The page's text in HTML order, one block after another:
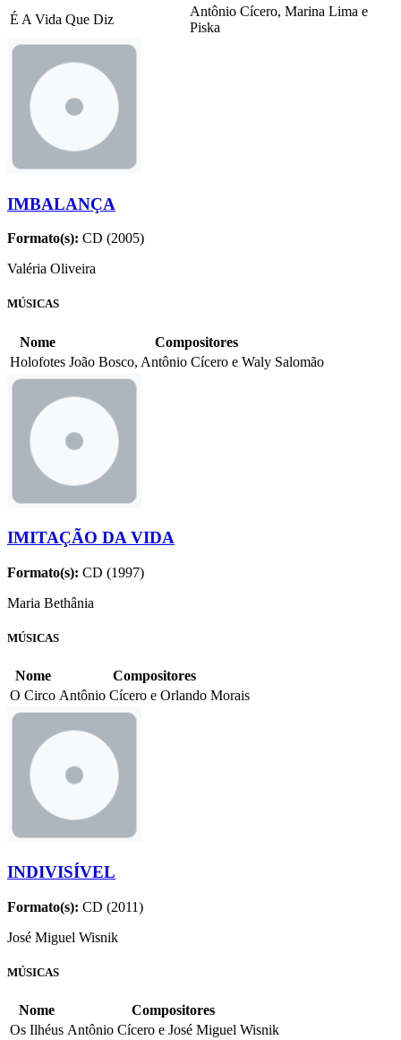
É A Vida Que Diz
Antônio Cícero, Marina Lima e
Piska
IMBALANÇA
Formato(s): CD (2005)
Valéria Oliveira
MÚSICAS
Nome
Compositores
Holofotes João Bosco, Antônio Cícero e Waly Salomão
IMITAÇÃO DA VIDA
Formato(s): CD (1997)
Maria Bethânia
MÚSICAS
Nome
Compositores
O Circo Antônio Cícero e Orlando Morais
INDIVISÍVEL
Formato(s): CD (2011)
José Miguel Wisnik
MÚSICAS
Nome
Compositores
Os Ilhéus Antônio Cícero e José Miguel Wisnik